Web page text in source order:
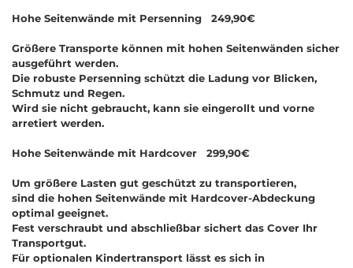
Hohe Seitenwände mit Persenning 249,90€
Größere Transporte können mit hohen Seitenwänden sicher
ausgeführt werden.
Die robuste Persenning schützt die Ladung vor Blicken,
Schmutz und Regen.
Wird sie nicht gebraucht, kann sie eingerollt und vorne
arretiert werden.
Hohe Seitenwände mit Hardcover 299,90€
Um größere Lasten gut geschützt zu transportieren,
sind die hohen Seitenwände mit Hardcover-Abdeckung
optimal geeignet.
Fest verschraubt und abschließbar sichert das Cover Ihr
Transportgut.
Für optionalen Kindertransport lässt es sich in